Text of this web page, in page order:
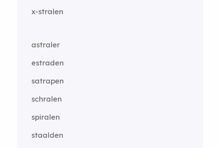
x-stralen
astraler
estraden
satrapen
schralen
spiralen
staalden